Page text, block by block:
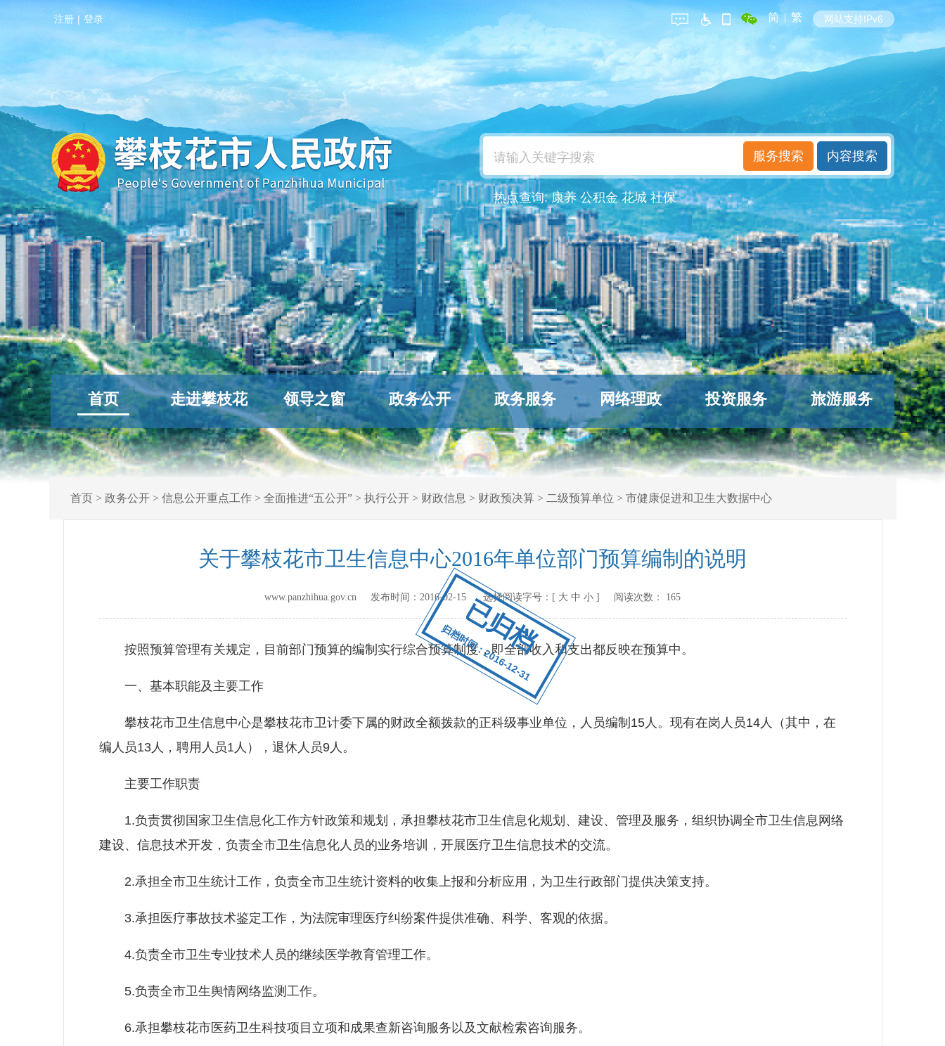
已归档
归档时间：2016-12-31
注册 | 登录 简 | 繁 网站支持IPv6
热点查询:康养 公积金 花城 社保
首页 走进攀枝花 领导之窗 政务公开 政务服务 网络理政 投资服务 旅游服务
首页> 政务公开> 信息公开重点工作> 全面推进“五公开”> 执行公开> 财政信息 > 财政预决算> 二级预算单位 > 市健康促进和卫生大数据中心
关于攀枝花市卫生信息中心2016年单位部门预算编制的说明
www.panzhihua.gov.cn 发布时间： 2016-02-15 选择阅读字号：[ 大 中 小 ] 阅读次数： 165
按照预算管理有关规定，目前部门预算的编制实行综合预算制度，即全部收入和支出都反映在预算中。
一、基本职能及主要工作
攀枝花市卫生信息中心是攀枝花市卫计委下属的财政全额拨款的正科级事业单位，人员编制15人。现有在岗人员14人（其中，在
编人员13人，聘用人员1人），退休人员9人。
主要工作职责
1.负责贯彻国家卫生信息化工作方针政策和规划，承担攀枝花市卫生信息化规划、建设、管理及服务，组织协调全市卫生信息网络
建设、信息技术开发，负责全市卫生信息化人员的业务培训，开展医疗卫生信息技术的交流。
2.承担全市卫生统计工作，负责全市卫生统计资料的收集上报和分析应用，为卫生行政部门提供决策支持。
3.承担医疗事故技术鉴定工作，为法院审理医疗纠纷案件提供准确、科学、客观的依据。
4.负责全市卫生专业技术人员的继续医学教育管理工作。
5.负责全市卫生舆情网络监测工作。
6.承担攀枝花市医药卫生科技项目立项和成果查新咨询服务以及文献检索咨询服务。